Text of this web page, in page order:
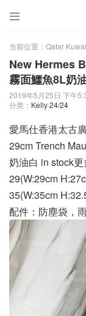

当前位置： Qatar
New Hermes
霧面鱷魚8L奶
2019年5月25日 下午
分类： Kelly 24/24
愛馬仕香港太古
29cm Trench
奶油白 in stock
29(W:29cm
35(W:35cm
配件：防塵袋，